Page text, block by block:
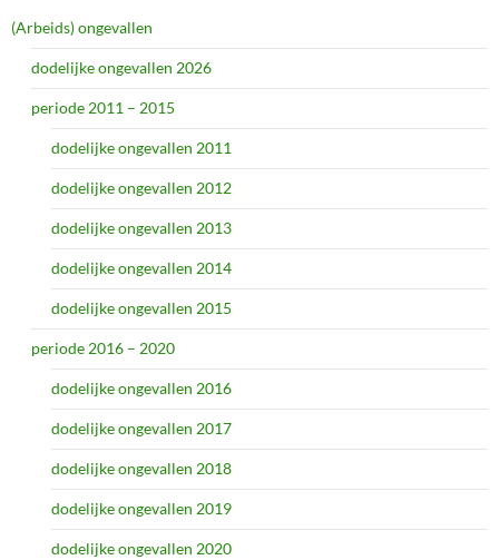
(Arbeids) ongevallen
dodelijke ongevallen 2026
periode 2011 – 2015
dodelijke ongevallen 2011
dodelijke ongevallen 2012
dodelijke ongevallen 2013
dodelijke ongevallen 2014
dodelijke ongevallen 2015
periode 2016 – 2020
dodelijke ongevallen 2016
dodelijke ongevallen 2017
dodelijke ongevallen 2018
dodelijke ongevallen 2019
dodelijke ongevallen 2020